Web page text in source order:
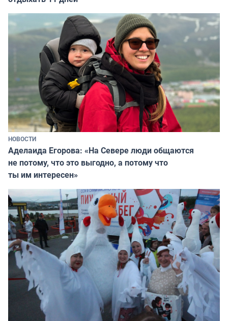
НОВОСТИ
Аделаида Егорова: «На Севере люди общаются
не потому, что это выгодно, а потому что
ты им интересен»